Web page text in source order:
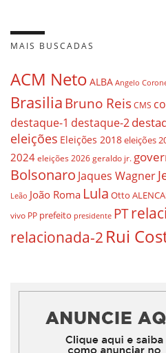
MAIS BUSCADAS
ACM Neto ALBA Angelo
BrasiliaBruno ReisCMS
destaque-1 destaque-2
eleições Eleições 2018eleições
2024 eleições 2026 geraldo jr.
Bolsonaro Jaques Wagner
Leão João Roma Lula Otto
vivo PP prefeito presidente PT
relacionada-2 Rui